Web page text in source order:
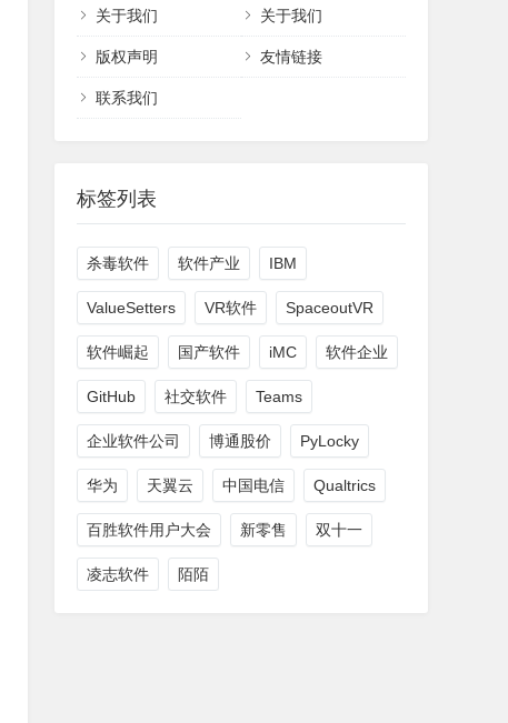
关于我们 关于我们
版权声明 友情链接
联系我们
标签列表
杀毒软件 软件产业 IBM
ValueSetters VR软件 SpaceoutVR
软件崛起 国产软件 iMC 软件企业
GitHub 社交软件 Teams
企业软件公司 博通股价 PyLocky
华为 天翼云 中国电信 Qualtrics
百胜软件用户大会 新零售 双十一
凌志软件 陌陌